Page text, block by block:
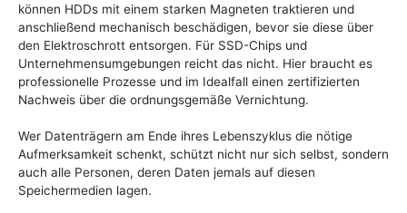
können HDDs mit einem starken Magneten traktieren und
anschließend mechanisch beschädigen, bevor sie diese über
den Elektroschrott entsorgen. Für SSD-Chips und
Unternehmensumgebungen reicht das nicht. Hier braucht es
professionelle Prozesse und im Idealfall einen zertifizierten
Nachweis über die ordnungsgemäße Vernichtung.
Wer Datenträgern am Ende ihres Lebenszyklus die nötige
Aufmerksamkeit schenkt, schützt nicht nur sich selbst, sondern
auch alle Personen, deren Daten jemals auf diesen
Speichermedien lagen.